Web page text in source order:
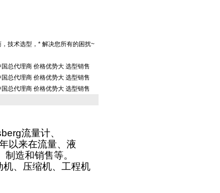
技术选型，* 解决您所有的困扰~
总代理商 价格优势大 选型销售
总代理商 价格优势大 选型销售
总代理商 价格优势大 选型销售
流量计、
以来在流量、液
造和销售等。
、压缩机、工程机